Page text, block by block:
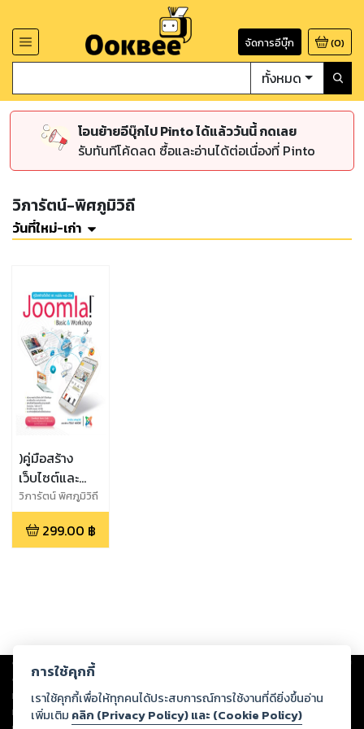
จัดการอีบุ๊ก (0)
ทั้งหมด
โอนย้ายอีบุ๊กไป Pinto ได้แล้ววันนี้ กดเลย
รับทันทีโค้ดลด ซื้อและอ่านได้ต่อเนื่องที่ Pinto
วิภารัตน์-พิศภูมิวิถี
วันที่ใหม่-เก่า
)คู่มือสร้าง
เว็บไซต์และ
mobile web
ด้วย Joomla
ฉ.Basic&Workshop
วิภารัตน์ พิศภูมิวิถี
299.00 ฿
Copyright © 2026
ต่อผลงานหรือเนื้อหาใดที่อัปโหลดผ่านเว็บไซต์และปรากฏว่าละเมิดสิทธิใน
ทรัพย์สินทางปัญญาของบุคคลอื่นหรือขัดต่อกฎหมายและศีลธรรม ดังนั้น ผู้อ่าน
ทุกท่านโปรดใช้วิจารณญาณในการกลั่นกรองด้วยตนเอง และหากท่านพบว่าส่วน
การใช้คุกกี้
เราใช้คุกกี้เพื่อให้ทุกคนได้ประสบการณ์การใช้งานที่ดียิ่งขึ้นอ่าน
เพิ่มเติม คลิก (Privacy Policy) และ (Cookie Policy)